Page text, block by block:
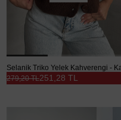
251,28 TL
279,20 TL